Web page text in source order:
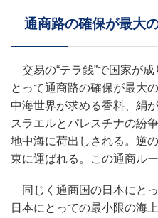
通商路の確保が最大
交易の“テラ銭”で国家が
とって通商路の確保が最大
中海世界が求める香料、絹
スラエルとパレスチナの紛
地中海に荷出しされる。逆
東に運ばれる。この通商ル
同じく通商国の日本にと
日本にとっての最小限の海